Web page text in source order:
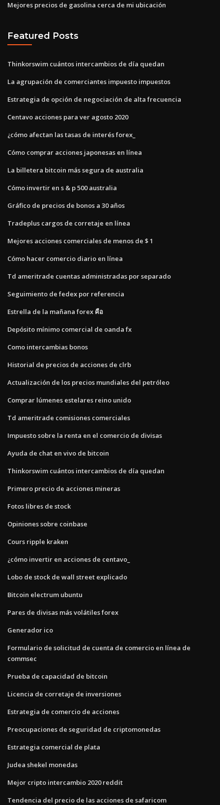
Mejores precios de gasolina cerca de mi ubicación
Featured Posts
Thinkorswim cuántos intercambios de día quedan
La agrupación de comerciantes impuesto impuestos
Estrategia de opción de negociación de alta frecuencia
Centavo acciones para ver agosto 2020
¿cómo afectan las tasas de interés forex_
Cómo comprar acciones japonesas en línea
La billetera bitcoin más segura de australia
Cómo invertir en s & p 500 australia
Gráfico de precios de bonos a 30 años
Tradeplus cargos de corretaje en línea
Mejores acciones comerciales de menos de $ 1
Cómo hacer comercio diario en línea
Td ameritrade cuentas administradas por separado
Seguimiento de fedex por referencia
Estrella de la mañana forex คือ
Depósito mínimo comercial de oanda fx
Como intercambias bonos
Historial de precios de acciones de clrb
Actualización de los precios mundiales del petróleo
Comprar lúmenes estelares reino unido
Td ameritrade comisiones comerciales
Impuesto sobre la renta en el comercio de divisas
Ayuda de chat en vivo de bitcoin
Thinkorswim cuántos intercambios de día quedan
Primero precio de acciones mineras
Fotos libres de stock
Opiniones sobre coinbase
Cours ripple kraken
¿cómo invertir en acciones de centavo_
Lobo de stock de wall street explicado
Bitcoin electrum ubuntu
Pares de divisas más volátiles forex
Generador ico
Formulario de solicitud de cuenta de comercio en línea de
commsec
Prueba de capacidad de bitcoin
Licencia de corretaje de inversiones
Estrategia de comercio de acciones
Preocupaciones de seguridad de criptomonedas
Estrategia comercial de plata
Judea shekel monedas
Mejor cripto intercambio 2020 reddit
Tendencia del precio de las acciones de safaricom